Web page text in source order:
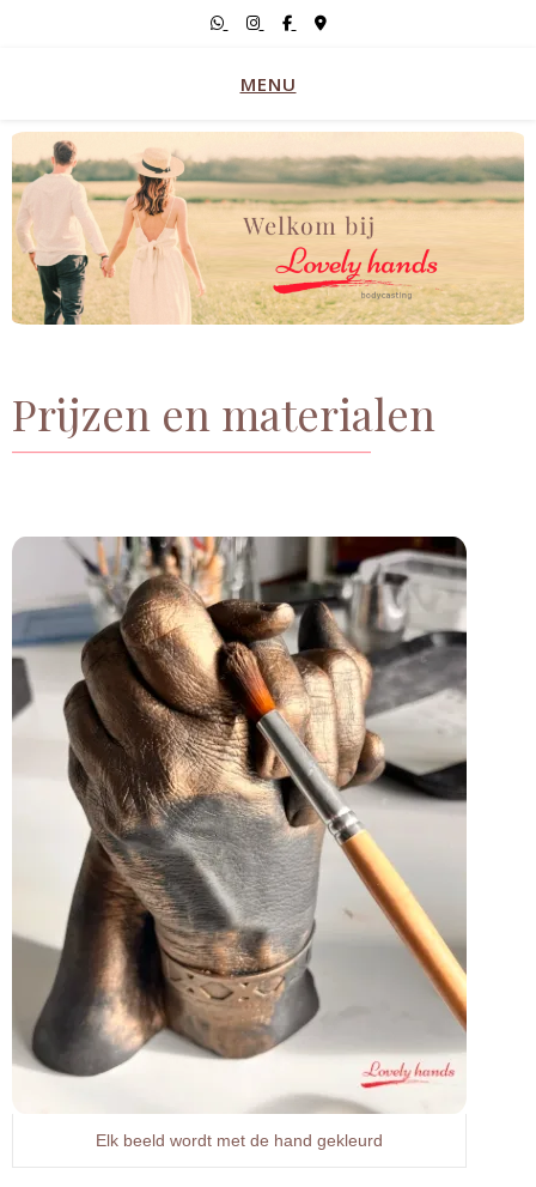
MENU
Prijzen en materialen
Elk beeld wordt met de hand gekleurd